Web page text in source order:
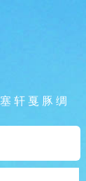
塞 轩 戛 豚 绸